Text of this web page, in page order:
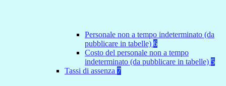
Personale non a tempo indeterminato (da
pubblicare in tabelle) 6
Costo del personale non a tempo
indeterminato (da pubblicare in tabelle) 5
Tassi di assenza 7